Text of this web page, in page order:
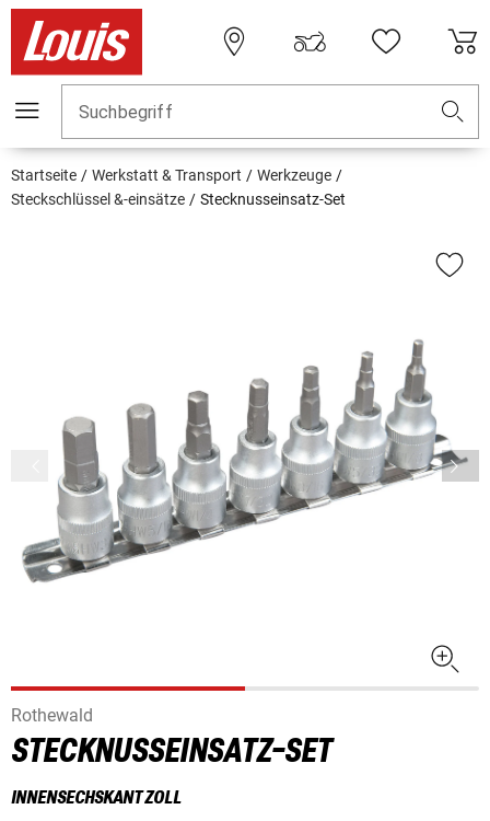
Suchbegriff
Startseite Werkstatt & Transport
Werkzeuge
Steckschlüssel &-einsätze
Stecknusseinsatz-Set
Rothewald
STECKNUSSEINSATZ-SET
INNENSECHSKANT ZOLL